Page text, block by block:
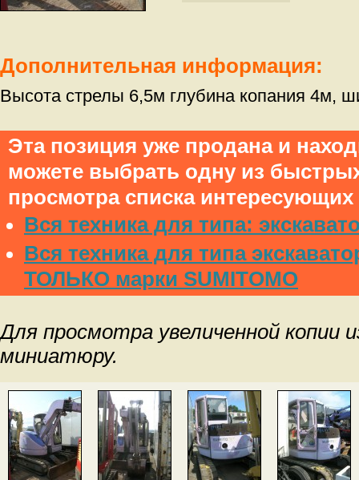
Дополнительная информация:
Высота стрелы 6,5м глубина копания 4м,
Эта позиция уже продана и
можете выбрать одну из
просмотра списка
Вся техника для типа:
Вся техника для типа
ТОЛЬКО марки SUMITOMO
Для просмотра увеличенной копии
миниатюру.